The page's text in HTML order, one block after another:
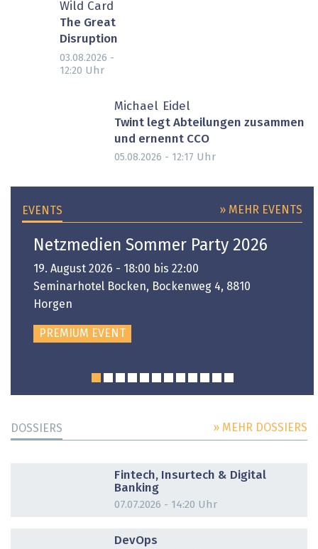
Wild Card
The Great
Disruption
03.08.2026 -
12:20 Uhr
Michael Eidel
Twint legt Abteilungen zusammen
und ernennt CCO
05.08.2026 - 12:17 Uhr
EVENTS » MEHR EVENTS
Netzmedien Sommer Party 2026
19. August 2026 - 18:00 bis 22:00
Seminarhotel Bocken, Bockenweg 4, 8810
Horgen
PREMIUM EVENT
DOSSIERS » MEHR DOSSIERS
Fintech, Insurtech & Digital
Banking
07.07.2026 - 14:20 Uhr
DevOps